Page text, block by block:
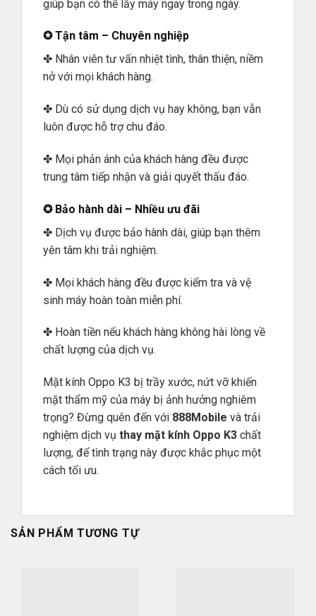
giúp bạn có thể lấy máy ngay trong ngày.
✪ Tận tâm – Chuyên nghiệp
✤ Nhân viên tư vấn nhiệt tình, thân thiện, niềm
nở với mọi khách hàng.
✤ Dù có sử dụng dịch vụ hay không, bạn vẫn
luôn được hỗ trợ chu đáo.
✤ Mọi phản ánh của khách hàng đều được
trung tâm tiếp nhận và giải quyết thấu đáo.
✪ Bảo hành dài – Nhiều ưu đãi
✤ Dịch vụ được bảo hành dài, giúp bạn thêm
yên tâm khi trải nghiệm.
✤ Mọi khách hàng đều được kiểm tra và vệ
sinh máy hoàn toàn miễn phí.
✤ Hoàn tiền nếu khách hàng không hài lòng về
chất lượng của dịch vụ.
Mặt kính Oppo K3 bị trầy xước, nứt vỡ khiến
mặt thẩm mỹ của máy bị ảnh hưởng nghiêm
trọng? Đừng quên đến với 888Mobile và trải
nghiệm dịch vụ thay mặt kính Oppo K3 chất
lượng, để tình trạng này được khắc phục một
cách tối ưu.
SẢN PHẨM TƯƠNG TỰ